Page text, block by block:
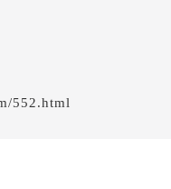
552.html